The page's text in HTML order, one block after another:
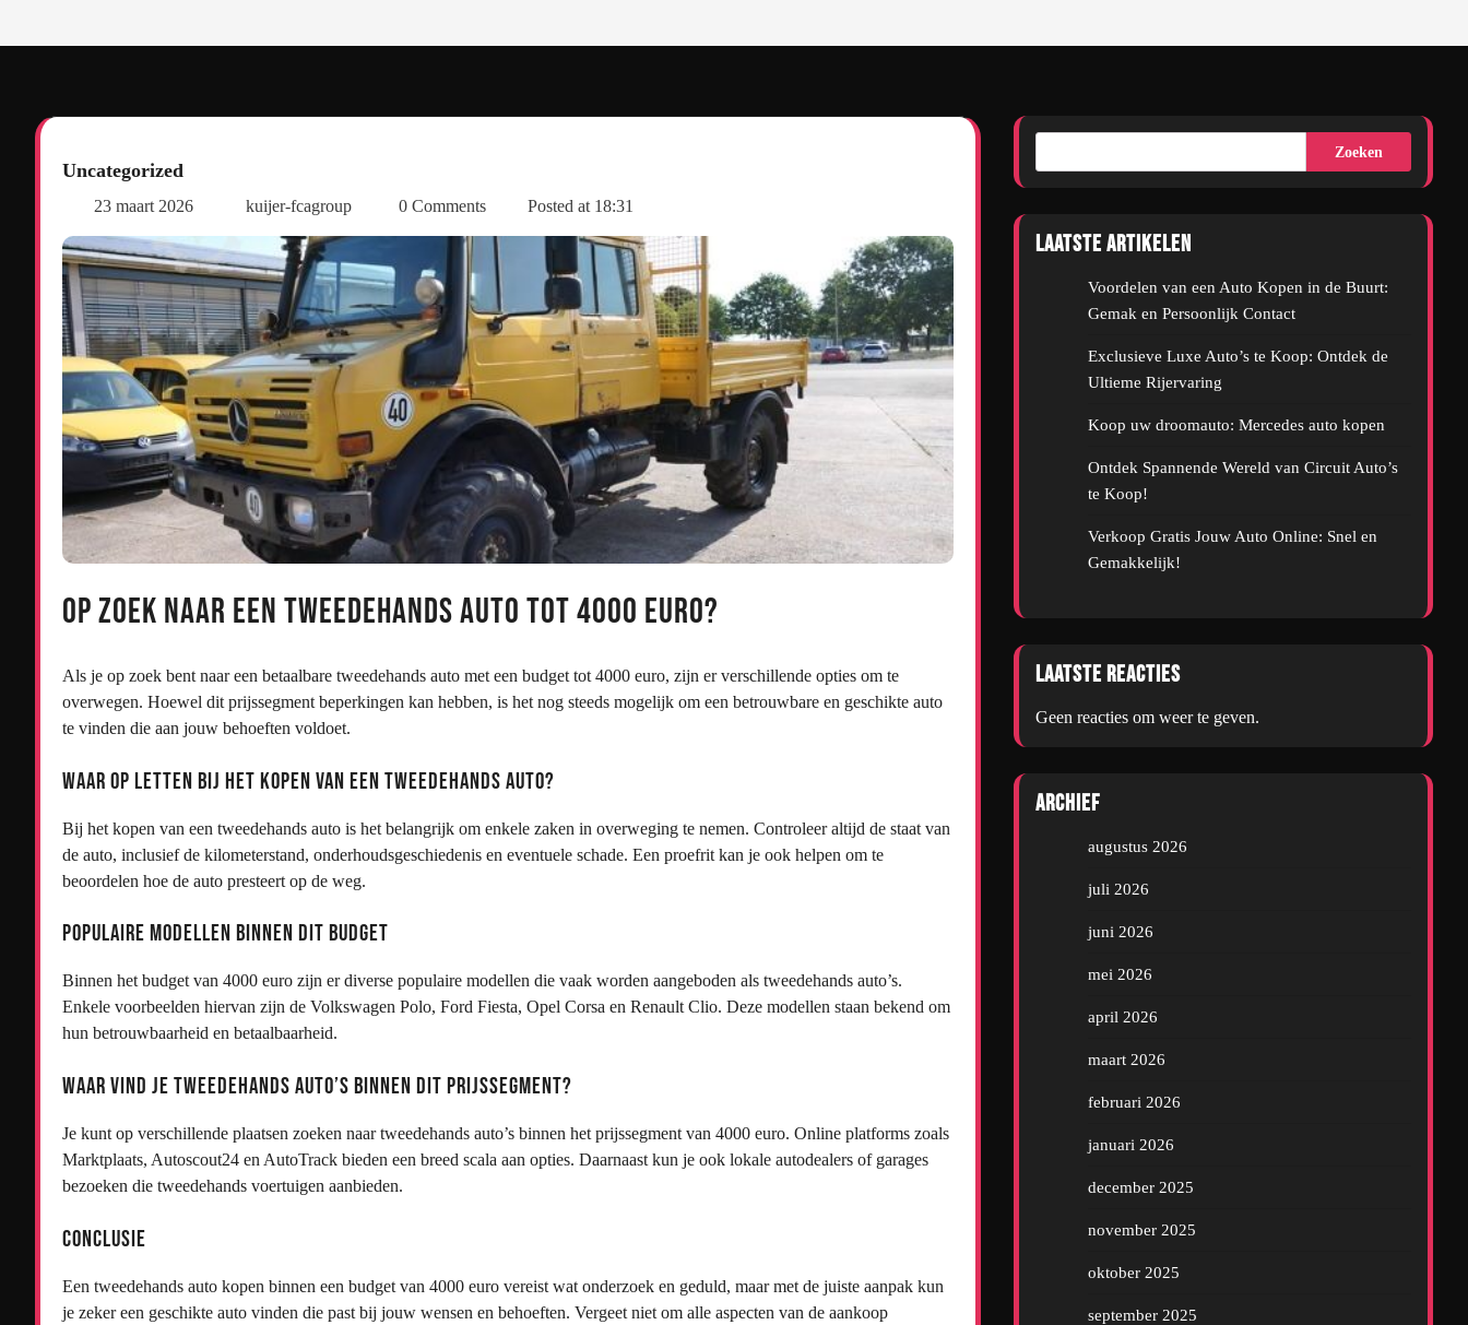
Uncategorized
23 maart 2026 kuijer-fcagroup 0 Comments Posted at 18:31
Op zoek naar een tweedehands auto tot 4000 euro?
Als je op zoek bent naar een betaalbare tweedehands auto met een budget tot 4000 euro, zijn er verschillende opties om te
overwegen. Hoewel dit prijssegment beperkingen kan hebben, is het nog steeds mogelijk om een betrouwbare en geschikte auto
te vinden die aan jouw behoeften voldoet.
Waar op letten bij het kopen van een tweedehands auto?
Bij het kopen van een tweedehands auto is het belangrijk om enkele zaken in overweging te nemen. Controleer altijd de staat van
de auto, inclusief de kilometerstand, onderhoudsgeschiedenis en eventuele schade. Een proefrit kan je ook helpen om te
beoordelen hoe de auto presteert op de weg.
Populaire modellen binnen dit budget
Binnen het budget van 4000 euro zijn er diverse populaire modellen die vaak worden aangeboden als tweedehands auto’s.
Enkele voorbeelden hiervan zijn de Volkswagen Polo, Ford Fiesta, Opel Corsa en Renault Clio. Deze modellen staan bekend om
hun betrouwbaarheid en betaalbaarheid.
Waar vind je tweedehands auto’s binnen dit prijssegment?
Je kunt op verschillende plaatsen zoeken naar tweedehands auto’s binnen het prijssegment van 4000 euro. Online platforms zoals
Marktplaats, Autoscout24 en AutoTrack bieden een breed scala aan opties. Daarnaast kun je ook lokale autodealers of garages
bezoeken die tweedehands voertuigen aanbieden.
Conclusie
Een tweedehands auto kopen binnen een budget van 4000 euro vereist wat onderzoek en geduld, maar met de juiste aanpak kun
je zeker een geschikte auto vinden die past bij jouw wensen en behoeften. Vergeet niet om alle aspecten van de aankoop
Zoeken
Laatste artikelen
Voordelen van een Auto Kopen in de Buurt:
Gemak en Persoonlijk Contact
Exclusieve Luxe Auto’s te Koop: Ontdek de
Ultieme Rijervaring
Koop uw droomauto: Mercedes auto kopen
Ontdek Spannende Wereld van Circuit Auto’s
te Koop!
Verkoop Gratis Jouw Auto Online: Snel en
Gemakkelijk!
Laatste reacties
Geen reacties om weer te geven.
Archief
augustus 2026
juli 2026
juni 2026
mei 2026
april 2026
maart 2026
februari 2026
januari 2026
december 2025
november 2025
oktober 2025
september 2025